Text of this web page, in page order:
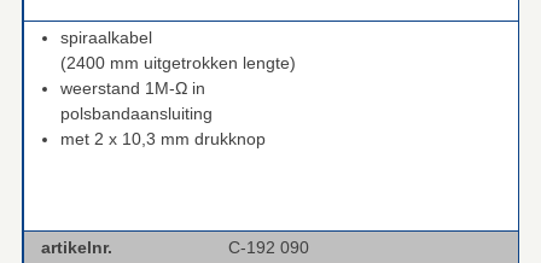
spiraalkabel
(2400 mm uitgetrokken lengte)
weerstand 1M-Ω in
polsbandaansluiting
met 2 x 10,3 mm drukknop
artikelnr. C-192 090